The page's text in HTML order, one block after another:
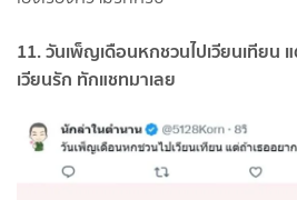
11. วันเพ็ญเดือนหกชวนไปเวียนเทียน
เวียนรัก ทักแชทมาเลย